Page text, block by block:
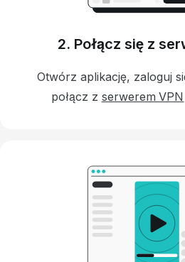
2. Połącz się z
Otwórz aplikację, zaloguj
połącz z serwerem VPN